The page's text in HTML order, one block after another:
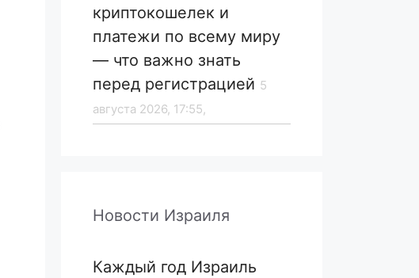
криптокошелек и
платежи по всему миру
— что важно знать
перед регистрацией 5
августа 2026, 17:55,
Новости Израиля
Каждый год Израиль